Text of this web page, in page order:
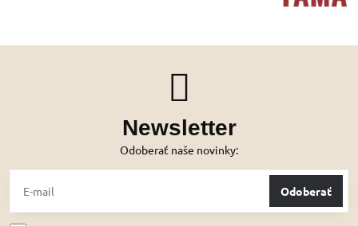
Newsletter
Odoberať naše novinky:
Odoberať